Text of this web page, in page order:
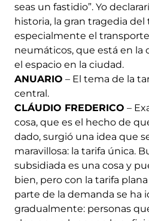
seas un fastidio”. Yo
historia, la gran tragedia
especialmente el
neumáticos, que está en la
el espacio en la ciudad.
ANUARIO – El tema de la
central.
CLÁUDIO FREDERICO –
cosa, que es el hecho de
dado, surgió una idea que
maravillosa: la tarifa única.
subsidiada es una cosa y
bien, pero con la tarifa
parte de la demanda se ha
gradualmente: personas